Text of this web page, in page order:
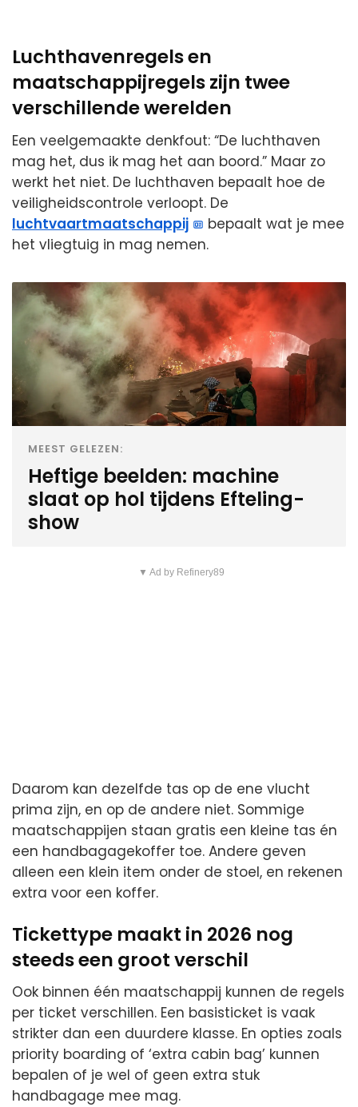
Luchthavenregels en
maatschappijregels zijn twee
verschillende werelden
Een veelgemaakte denkfout: “De luchthaven
mag het, dus ik mag het aan boord.” Maar zo
werkt het niet. De luchthaven bepaalt hoe de
veiligheidscontrole verloopt. De
luchtvaartmaatschappij
bepaalt wat je mee
het vliegtuig in mag nemen.
MEEST GELEZEN:
Heftige beelden: machine
slaat op hol tijdens Efteling-
show
▼ Ad by Refinery89
Daarom kan dezelfde tas op de ene vlucht
prima zijn, en op de andere niet. Sommige
maatschappijen staan gratis een kleine tas én
een handbagagekoffer toe. Andere geven
alleen een klein item onder de stoel, en rekenen
extra voor een koffer.
Tickettype maakt in 2026 nog
steeds een groot verschil
Ook binnen één maatschappij kunnen de regels
per ticket verschillen. Een basisticket is vaak
strikter dan een duurdere klasse. En opties zoals
priority boarding of ‘extra cabin bag’ kunnen
bepalen of je wel of geen extra stuk
handbagage mee mag.